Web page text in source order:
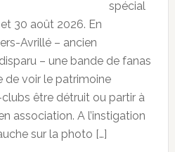
spécial
30 août 2026. En
Avrillé – ancien
– une bande de fanas
de voir le patrimoine
être détruit ou partir à
association. A l’instigation
sur la photo […]